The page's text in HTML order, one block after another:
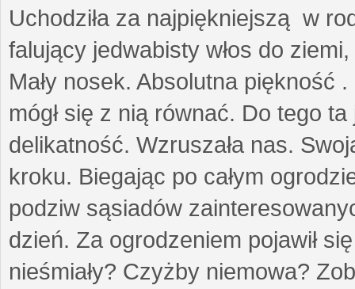
Uchodziła za najpiękniejszą w
falujący jedwabisty włos do
Mały nosek. Absolutna piękność
mógł się z nią równać. Do tego
delikatność. Wzruszała nas.
kroku. Biegając po całym
podziw sąsiadów
dzień. Za ogrodzeniem pojawił
nieśmiały? Czyżby niemowa?